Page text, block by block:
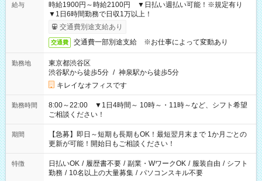
給与
時給1900円～時給2100円 ▼日払い週払い可能！※規定有り
▼1日6時間勤務で日収1万以上！
交通費別途支給あり
交通費 交通費一部別途支給 ※お仕事によって変動あり
勤務地
東京都渋谷区
渋谷駅から徒歩5分 / 神泉駅から徒歩5分
キレイなオフィスです
勤務時間
8:00～22:00 ▼1日4時間～ 10時～・11時～など、シフト希望
ご相談ください！
期間
【急募】即日～短期も長期もOK！最短翌月末まで 1か月ごとの
更新が可能！開始日もご相談ください！
特徴 日払いOK / 履歴書不要 / 副業・WワークOK / 服装自由 / シフト
勤務 / 10名以上の大量募集 / パソコンスキル不要